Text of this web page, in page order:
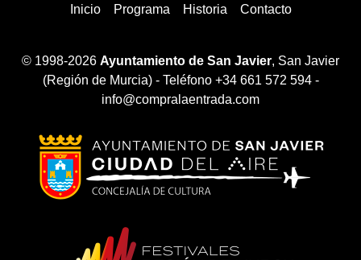
Inicio Programa Historia Contacto
© 1998-2026 Ayuntamiento de San Javier, San Javier
(Región de Murcia) - Teléfono +34 661 572 594 -
info@compralaentrada.com